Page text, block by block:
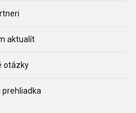
aktualít
otázky
prehliadka